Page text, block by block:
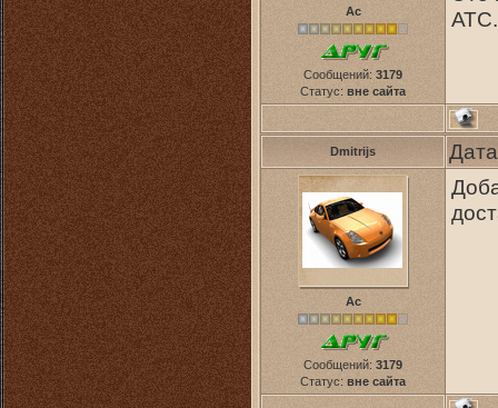
Ас
Сообщений: 3179
Статус: вне сайта
АТС.
Dmitrijs
Ас
Сообщений: 3179
Статус: вне сайта